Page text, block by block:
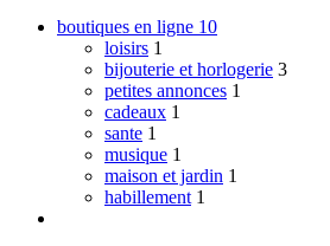
boutiques en ligne 10
loisirs 1
bijouterie et horlogerie 3
petites annonces 1
cadeaux 1
sante 1
musique 1
maison et jardin 1
habillement 1